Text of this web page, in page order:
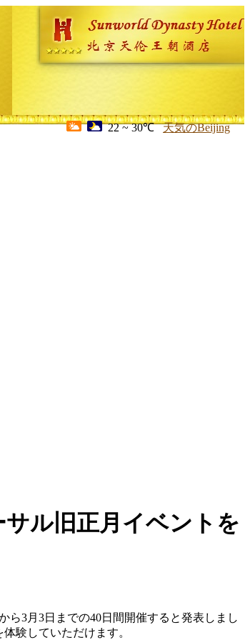
22 ~ 30℃ 天気のBeijing
ル旧正月イベントを
ら3月3日までの40日間開催すると発表しまし
験していただけます。